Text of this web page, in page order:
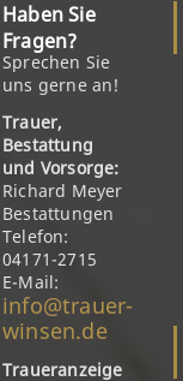
Haben Sie
Fragen?
Sprechen Sie
uns gerne an!
Trauer,
Bestattung
und Vorsorge:
Richard Meyer
Bestattungen
Telefon:
04171-2715
E-Mail:
info@trauer-
winsen.de
Traueranzeige